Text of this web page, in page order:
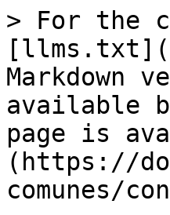
> For the
Markdown
available
page is
(https://
comunes/